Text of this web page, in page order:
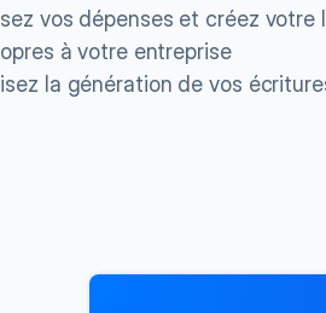
vos dépenses et créez
à votre entreprise
la génération de vos